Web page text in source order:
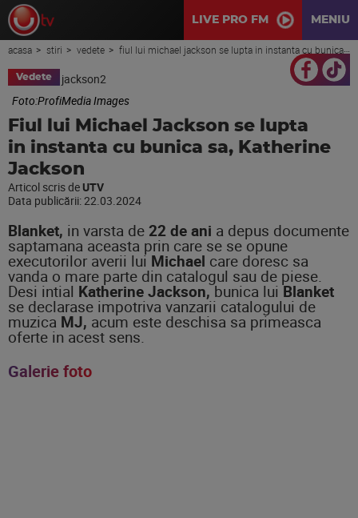
LIVE PRO FM MENIU
acasa stiri vedete fiul lui michael jackson se lupta in instanta cu bunica sa, katherine jackson
Vedete
Foto:ProfiMedia Images
Fiul lui Michael Jackson se lupta
in instanta cu bunica sa, Katherine
Jackson
Articol scris de UTV
Data publicării:22.03.2024
Blanket, in varsta de 22 de ani a depus documente
saptamana aceasta prin care se se opune
executorilor averii lui Michael care doresc sa
vanda o mare parte din catalogul sau de piese.
Desi intial Katherine Jackson,bunica luiBlanket
se declarase impotriva vanzarii catalogului de
muzica MJ, acum este deschisa sa primeasca
oferte in acest sens.
Galerie foto